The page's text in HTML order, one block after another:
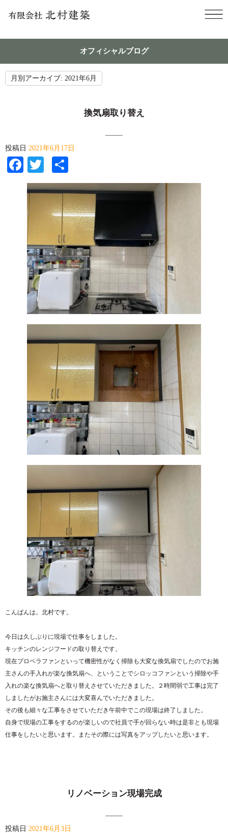
オフィシャルブログ
月別アーカイブ: 2021年6月
換気扇取り替え
投稿日 2021年6月17日
Facebook
Twitter
有
こんばんは。北村です。
今日は久しぶりに現場で仕事をしました。
キッチンのレンジフードの取り替えです。
現在プロペラファンといって機密性がなく掃除も大変な換気扇でしたのでお施
主さんの手入れが楽な換気扇へ、ということでシロッコファンという掃除や手
入れの楽な換気扇へと取り替えさせていただきました。２時間弱で工事は完了
しましたがお施主さんには大変喜んでいただきました。
その後も細々な工事をさせていただき午前中でこの現場は終了しました。
自身で現場の工事をするのが楽しいので社員で手が回らない時は是非とも現場
仕事をしたいと思います。またその際には写真をアップしたいと思います。
リノベーション現場完成
投稿日 2021年6月3日